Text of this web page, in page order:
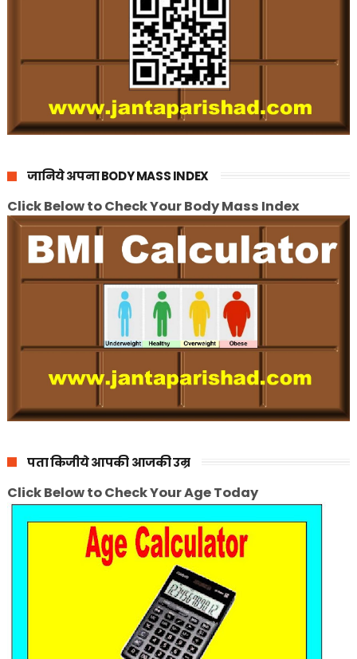
जानिये अपना BODY MASS INDEX
Click Below to Check Your Body Mass Index
पता किजीये आपकी आजकी उम्र
Click Below to Check Your Age Today